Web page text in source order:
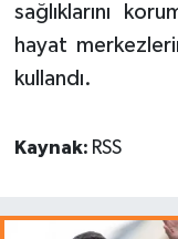
sağlıklarını
hayat
kullandı.
Kaynak: RSS